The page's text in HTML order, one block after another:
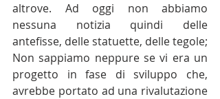
altrove. Ad oggi non abbiamo
nessuna notizia quindi delle
antefisse, delle statuette, delle tegole;
Non sappiamo neppure se vi era un
progetto in fase di sviluppo che,
avrebbe portato ad una rivalutazione